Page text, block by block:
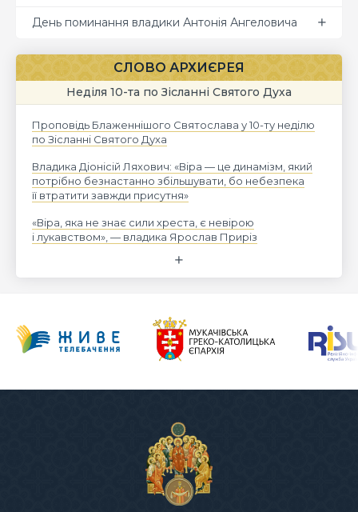
День поминання владики Антонія Ангеловича
СЛОВО АРХИЄРЕЯ
Неділя 10-та по Зісланні Святого Духа
Проповідь Блаженнішого Святослава у 10-ту неділю
по Зісланні Святого Духа
Владика Діонісій Ляхович: «Віра — це динамізм, який
потрібно безнастанно збільшувати, бо небезпека
її втратити завжди присутня»
«Віра, яка не знає сили хреста, є невірою
і лукавством», — владика Ярослав Приріз